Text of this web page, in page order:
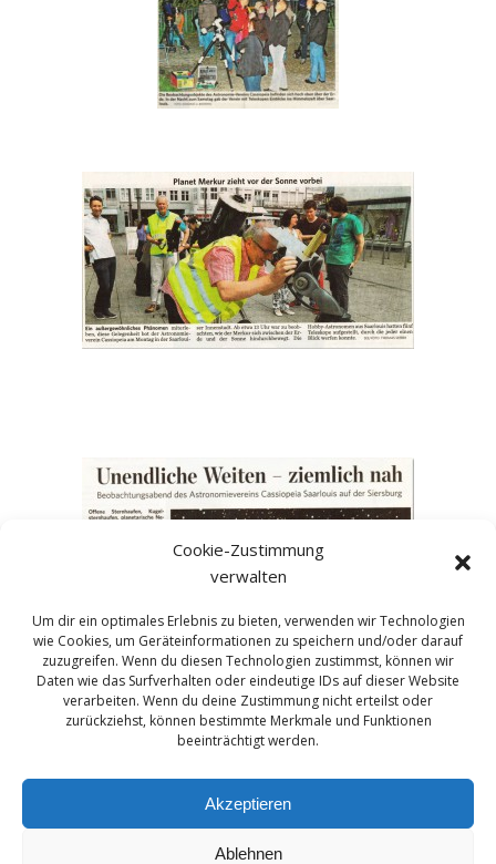
Cookie-Zustimmung
verwalten
Um dir ein optimales Erlebnis zu bieten, verwenden wir Technologien
wie Cookies, um Geräteinformationen zu speichern und/oder darauf
zuzugreifen. Wenn du diesen Technologien zustimmst, können wir
Daten wie das Surfverhalten oder eindeutige IDs auf dieser Website
verarbeiten. Wenn du deine Zustimmung nicht erteilst oder
zurückziehst, können bestimmte Merkmale und Funktionen
beeinträchtigt werden.
Akzeptieren
Ablehnen